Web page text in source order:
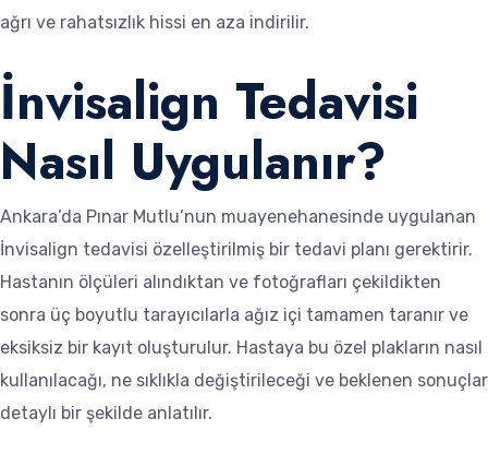
ağrı ve rahatsızlık hissi en aza indirilir.
İnvisalign Tedavisi
Nasıl Uygulanır?
Ankara’da Pınar Mutlu’nun muayenehanesinde uygulanan
İnvisalign tedavisi özelleştirilmiş bir tedavi planı gerektirir.
Hastanın ölçüleri alındıktan ve fotoğrafları çekildikten
sonra üç boyutlu tarayıcılarla ağız içi tamamen taranır ve
eksiksiz bir kayıt oluşturulur. Hastaya bu özel plakların nasıl
kullanılacağı, ne sıklıkla değiştirileceği ve beklenen sonuçlar
detaylı bir şekilde anlatılır.